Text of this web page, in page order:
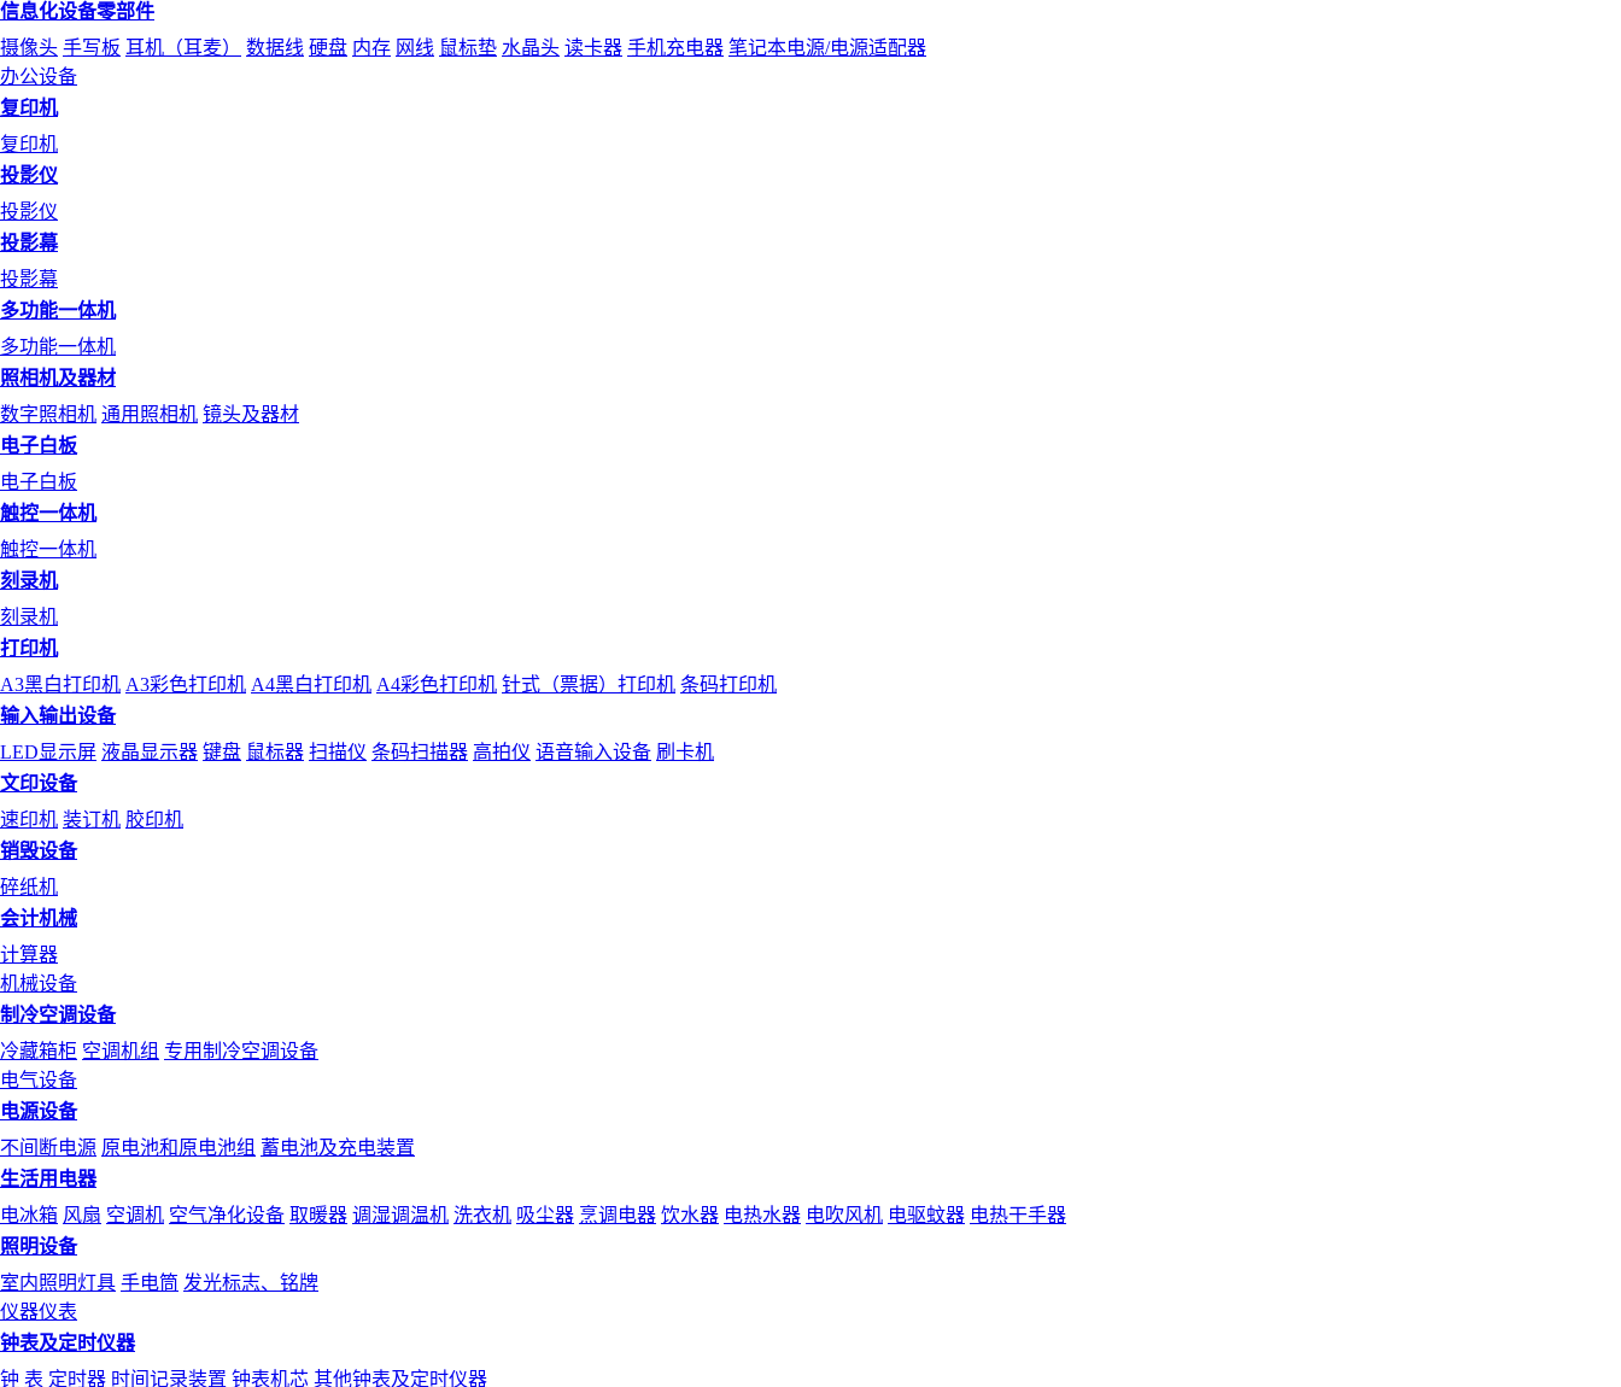
信息化设备零部件
摄像头 手写板 耳机（耳麦） 数据线 硬盘 内存 网线 鼠标垫 水晶头 读卡器 手机充电器 笔记本电源/电源适配器
办公设备
复印机
复印机
投影仪
投影仪
投影幕
投影幕
多功能一体机
多功能一体机
照相机及器材
数字照相机 通用照相机 镜头及器材
电子白板
电子白板
触控一体机
触控一体机
刻录机
刻录机
打印机
A3黑白打印机 A3彩色打印机 A4黑白打印机 A4彩色打印机 针式（票据）打印机 条码打印机
输入输出设备
LED显示屏 液晶显示器 键盘 鼠标器 扫描仪 条码扫描器 高拍仪 语音输入设备 刷卡机
文印设备
速印机 装订机 胶印机
销毁设备
碎纸机
会计机械
计算器
机械设备
制冷空调设备
冷藏箱柜 空调机组 专用制冷空调设备
电气设备
电源设备
不间断电源 原电池和原电池组 蓄电池及充电装置
生活用电器
电冰箱 风扇 空调机 空气净化设备 取暖器 调湿调温机 洗衣机 吸尘器 烹调电器 饮水器 电热水器 电吹风机 电驱蚊器 电热干手器
照明设备
室内照明灯具 手电筒 发光标志、铭牌
仪器仪表
钟表及定时仪器
钟 表 定时器 时间记录装置 钟表机芯 其他钟表及定时仪器